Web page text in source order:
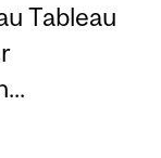
Tableau